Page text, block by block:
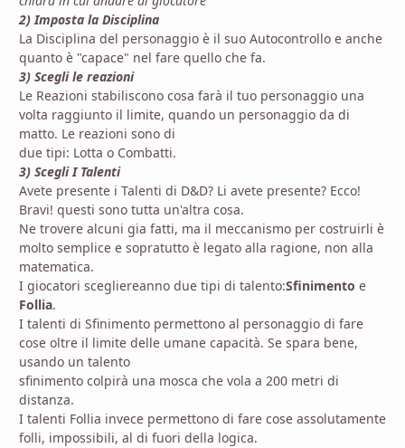
2) Imposta la Disciplina
La Disciplina del personaggio è il suo Autocontrollo e anche
quanto è "capace" nel fare quello che fa.
3) Scegli le reazioni
Le Reazioni stabiliscono cosa farà il tuo personaggio una
volta raggiunto il limite, quando un personaggio da di
matto. Le reazioni sono di
due tipi: Lotta o Combatti.
3) Scegli I Talenti
Avete presente i Talenti di D&D? Li avete presente? Ecco!
Bravi! questi sono tutta un'altra cosa.
Ne trovere alcuni gia fatti, ma il meccanismo per costruirli è
molto semplice e sopratutto è legato alla ragione, non alla
matematica.
I giocatori scegliereanno due tipi di talento:Sfinimento e
Follia.
I talenti di Sfinimento permettono al personaggio di fare
cose oltre il limite delle umane capacità. Se spara bene,
usando un talento
sfinimento colpirà una mosca che vola a 200 metri di
distanza.
I talenti Follia invece permettono di fare cose assolutamente
folli, impossibili, al di fuori della logica.